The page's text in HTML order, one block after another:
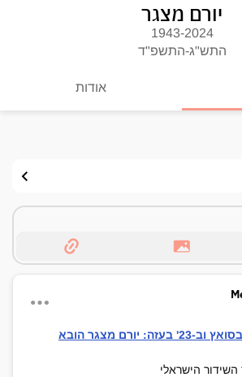
יורם מצגר
1943-2024
התש"ג-התשפ"ד
אודות
ב-67' בכותל, ב-73' בסואץ וב-23' בעזה: יורם מצגר הובא
הישראלי